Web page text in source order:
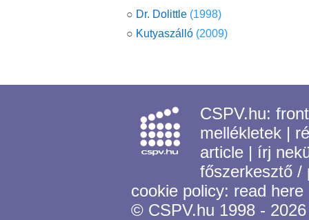
○ Dr. Dolittle (1998)
○ Kutyaszálló (2009)
CSPV.hu:
mellékletek |
article | írj
főszerkesztő
cookie policy: read here
© CSPV.hu 1998 - 2026